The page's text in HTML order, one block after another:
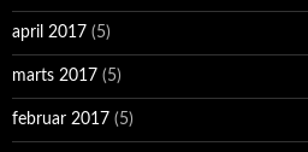
april 2017 (5)
marts 2017 (5)
februar 2017 (5)